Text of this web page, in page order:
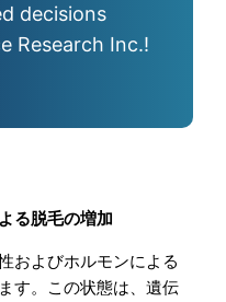
decisions
Research Inc.!
る脱毛の増加
およびホルモンによる
す。この状態は、遺伝